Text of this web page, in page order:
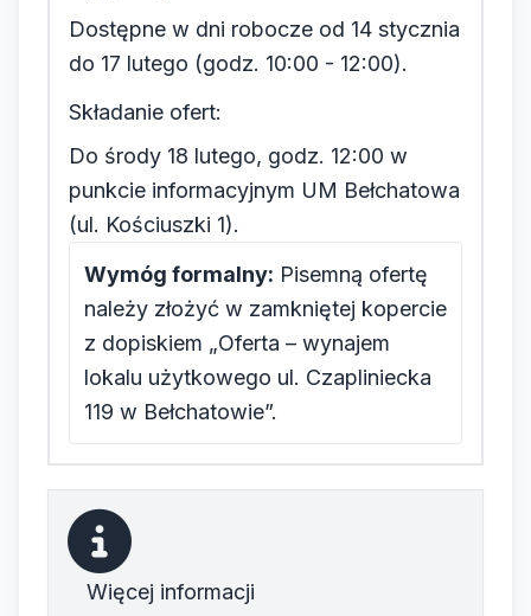
Dostępne w dni robocze od 14 stycznia
do 17 lutego (godz. 10:00 - 12:00).
Składanie ofert:
Do środy 18 lutego, godz. 12:00 w
punkcie informacyjnym UM Bełchatowa
(ul. Kościuszki 1).
Wymóg formalny: Pisemną ofertę
należy złożyć w zamkniętej kopercie
z dopiskiem „Oferta – wynajem
lokalu użytkowego ul. Czapliniecka
119 w Bełchatowie”.
Więcej informacji